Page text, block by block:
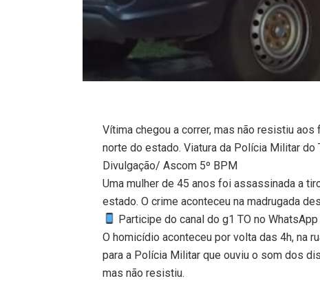
Vítima chegou a correr, mas não resistiu
norte do estado. Viatura da Polícia Militar do
Divulgação/ Ascom 5º BPM
Uma mulher de 45 anos foi assassinada a
estado. O crime aconteceu na madrugada
Participe do canal do g1 TO no
O homicídio aconteceu por volta das 4h, na
para a Polícia Militar que ouviu o som dos
mas não resistiu.